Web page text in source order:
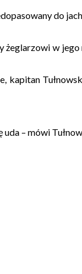
do
żeglarzowi w
kapitan
– mówi